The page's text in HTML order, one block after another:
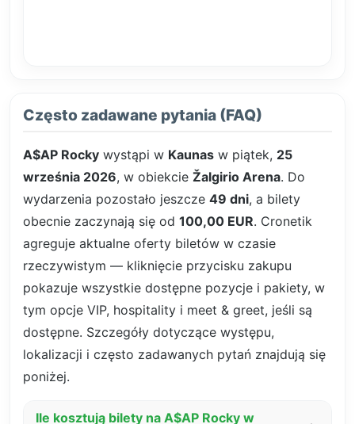
Często zadawane pytania (FAQ)
A$AP Rocky wystąpi w Kaunas w piątek, 25
września 2026, w obiekcie Žalgirio Arena. Do
wydarzenia pozostało jeszcze 49 dni, a bilety
obecnie zaczynają się od 100,00 EUR. Cronetik
agreguje aktualne oferty biletów w czasie
rzeczywistym — kliknięcie przycisku zakupu
pokazuje wszystkie dostępne pozycje i pakiety, w
tym opcje VIP, hospitality i meet & greet, jeśli są
dostępne. Szczegóły dotyczące występu,
lokalizacji i często zadawanych pytań znajdują się
poniżej.
Ile kosztują bilety na A$AP Rocky w